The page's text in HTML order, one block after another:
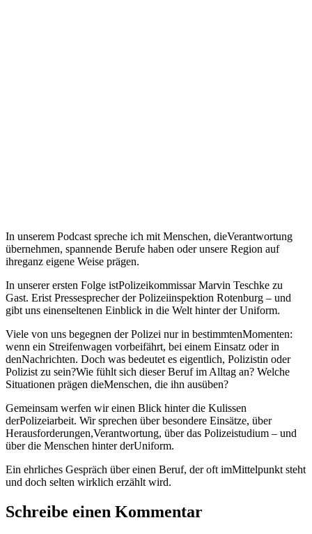
In unserem Podcast spreche ich mit Menschen, dieVerantwortung
übernehmen, spannende Berufe haben oder unsere Region auf
ihreganz eigene Weise prägen.
In unserer ersten Folge istPolizeikommissar Marvin Teschke zu
Gast. Erist Pressesprecher der Polizeiinspektion Rotenburg – und
gibt uns einenseltenen Einblick in die Welt hinter der Uniform.
Viele von uns begegnen der Polizei nur in bestimmtenMomenten:
wenn ein Streifenwagen vorbeifährt, bei einem Einsatz oder in
denNachrichten. Doch was bedeutet es eigentlich, Polizistin oder
Polizist zu sein?Wie fühlt sich dieser Beruf im Alltag an? Welche
Situationen prägen dieMenschen, die ihn ausüben?
Gemeinsam werfen wir einen Blick hinter die Kulissen
derPolizeiarbeit. Wir sprechen über besondere Einsätze, über
Herausforderungen,Verantwortung, über das Polizeistudium – und
über die Menschen hinter derUniform.
Ein ehrliches Gespräch über einen Beruf, der oft imMittelpunkt steht
und doch selten wirklich erzählt wird.
Schreibe einen Kommentar